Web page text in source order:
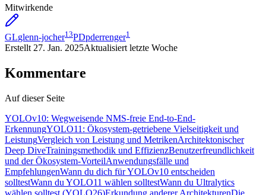
Mitwirkende
GLglenn-jocher13PDpderrenger1
Erstellt 27. Jan. 2025Aktualisiert letzte Woche
Kommentare
Auf dieser Seite
YOLOv10: Wegweisende NMS-freie End-to-End-
ErkennungYOLO11: Ökosystem-getriebene Vielseitigkeit und
LeistungVergleich von Leistung und MetrikenArchitektonischer
Deep DiveTrainingsmethodik und EffizienzBenutzerfreundlichkeit
und der Ökosystem-VorteilAnwendungsfälle und
EmpfehlungenWann du dich für YOLOv10 entscheiden
solltestWann du YOLO11 wählen solltestWann du Ultralytics